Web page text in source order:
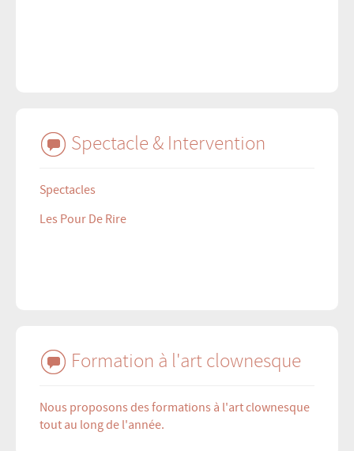
Spectacle & Intervention
Spectacles
Les Pour De Rire
Formation à l'art clownesque
Nous proposons des formations à l'art clownesque
tout au long de l'année.